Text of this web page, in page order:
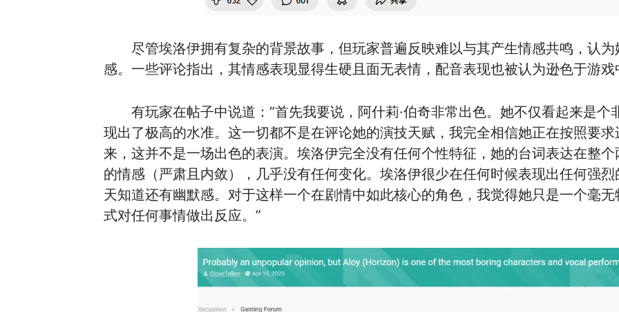
尽管埃洛伊拥有复杂的背景故事，但玩家普遍反映难以与其产生情感共鸣，认
感。一些评论指出，其情感表现显得生硬且面无表情，配音表现也被认为逊色于游
有玩家在帖子中说道：“首先我要说，阿什莉·伯奇非常出色。她不仅看起来是
现出了极高的水准。这一切都不是在评论她的演技天赋，我完全相信她正在按照要
来，这并不是一场出色的表演。埃洛伊完全没有任何个性特征，她的台词表达在整
的情感（严肃且内敛），几乎没有任何变化。埃洛伊很少在任何时候表现出任何强
天知道还有幽默感。对于这样一个在剧情中如此核心的角色，我觉得她只是一个毫
式对任何事情做出反应。”